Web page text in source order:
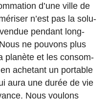
d’une ville de
n’est pas la so­lu­
pendant long­
ne pouvons plus
planète et les consom­
ache­tant un por­table
aura une durée de vie
Nous voulons